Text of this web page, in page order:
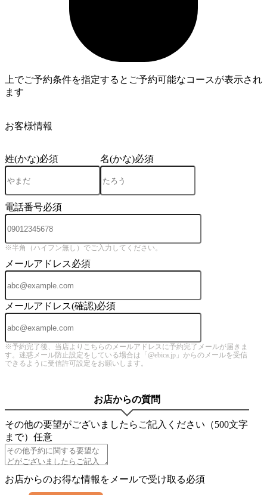
上でご予約条件を指定するとご予約可能なコースが表示され
ます
お客様情報
姓(かな)必須 名(かな)必須
電話番号必須
※半角（ハイフン無し）でご入力してください。
メールアドレス必須
メールアドレス(確認)必須
※予約完了後、当店よりこちらのメールアドレスに予約完了メールが届きま
す。迷惑メール防止設定をしている場合は「@ebica.jp」からのメールを受信
できるように受信許可設定をお願いします。
お店からの質問
その他の要望がございましたらご記入ください（500文字
まで） 任意
お店からのお得な情報をメールで受け取る必須